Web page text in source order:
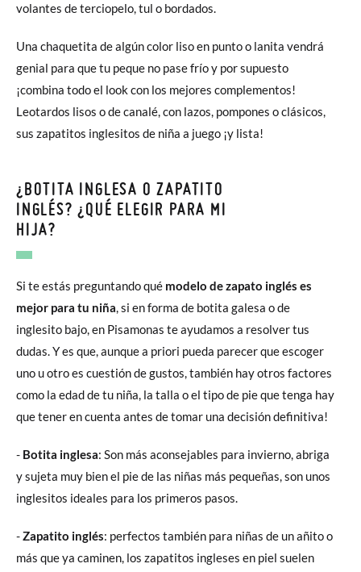
volantes de terciopelo, tul o bordados.
Una chaquetita de algún color liso en punto o lanita vendrá
genial para que tu peque no pase frío y por supuesto
¡combina todo el look con los mejores complementos!
Leotardos lisos o de canalé, con lazos, pompones o clásicos,
sus zapatitos inglesitos de niña a juego ¡y lista!
¿BOTITA INGLESA O ZAPATITO
INGLÉS? ¿QUÉ ELEGIR PARA MI
HIJA?
Si te estás preguntando qué modelo de zapato inglés es
mejor para tu niña, si en forma de botita galesa o de
inglesito bajo, en Pisamonas te ayudamos a resolver tus
dudas. Y es que, aunque a priori pueda parecer que escoger
uno u otro es cuestión de gustos, también hay otros factores
como la edad de tu niña, la talla o el tipo de pie que tenga hay
que tener en cuenta antes de tomar una decisión definitiva!
- Botita inglesa: Son más aconsejables para invierno, abriga
y sujeta muy bien el pie de las niñas más pequeñas, son unos
inglesitos ideales para los primeros pasos.
-Zapatito inglés: perfectos también para niñas de un añito o
más que ya caminen, los zapatitos ingleses en piel suelen